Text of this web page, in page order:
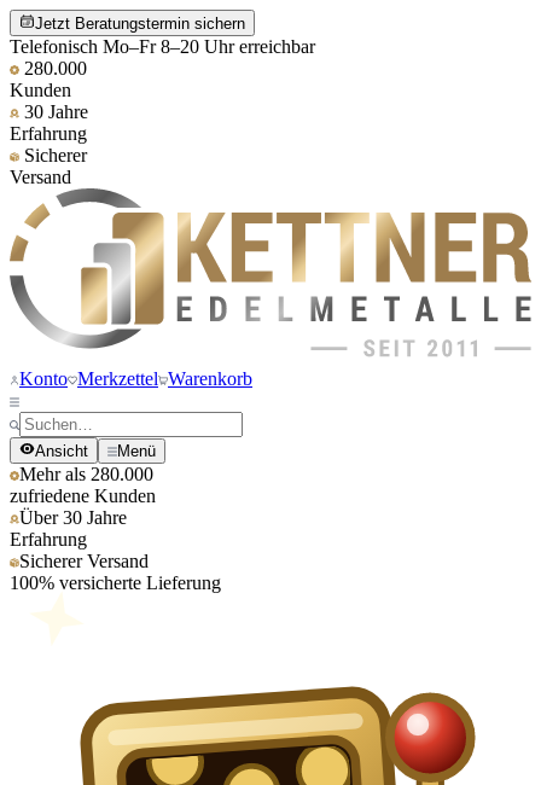
Jetzt Beratungstermin sichern
Telefonisch Mo–Fr 8–20 Uhr erreichbar
280.000
Kunden
30 Jahre
Erfahrung
Sicherer
Versand
Konto Merkzettel Warenkorb
Ansicht Menü
Mehr als 280.000
zufriedene Kunden
Über 30 Jahre
Erfahrung
Sicherer Versand
100% versicherte Lieferung